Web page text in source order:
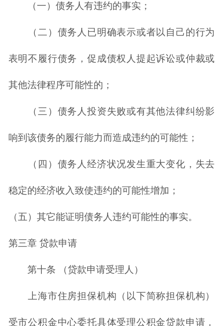
（一）债务人有违约的事实；
（二）债务人已明确表示或者以自己的行为
表明不履行债务，促成债权人提起诉讼或仲裁或
其他法律程序可能性的；
（三）债务人投资失败或有其他法律纠纷影
响到该债务的履行能力而造成违约的可能性；
（四）债务人经济状况发生重大变化，失去
稳定的经济收入致使违约的可能性增加；
（五）其它能证明债务人违约可能性的事实。
第三章 贷款申请
第十条 （贷款申请受理人）
上海市住房担保机构（以下简称担保机构）
受市公积金中心委托具体受理公积金贷款申请，